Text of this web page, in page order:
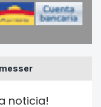
noticia!